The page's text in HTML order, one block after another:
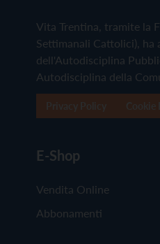
Vita Trentina, tramite la
Settimanali Cattolici),
dell'Autodisciplina
Autodisciplina della
E-Shop
Vendita Online
Abbonamenti